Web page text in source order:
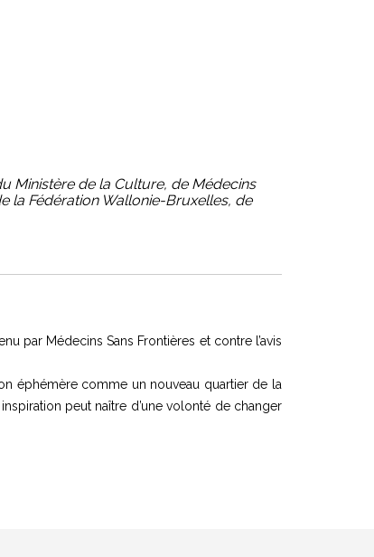
Ministère de la Culture, de Médecins
la Fédération Wallonie-Bruxelles, de
par Médecins Sans Frontières et contre l’avis
éphémère comme un nouveau quartier de la
peut naître d’une volonté de changer